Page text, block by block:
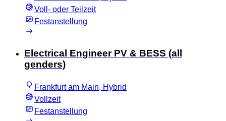
Voll- oder Teilzeit
Festanstellung
Electrical Engineer PV & BESS (all
genders)
Frankfurt am Main, Hybrid
Vollzeit
Festanstellung